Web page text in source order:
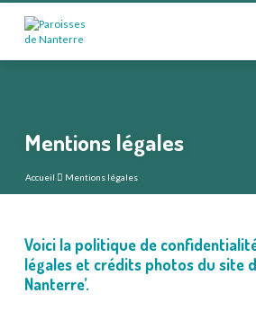
Mentions légales
Accueil Mentions légales
Mentions
légales
Voici la politique de
légales et crédits photos du site
Nanterre’.